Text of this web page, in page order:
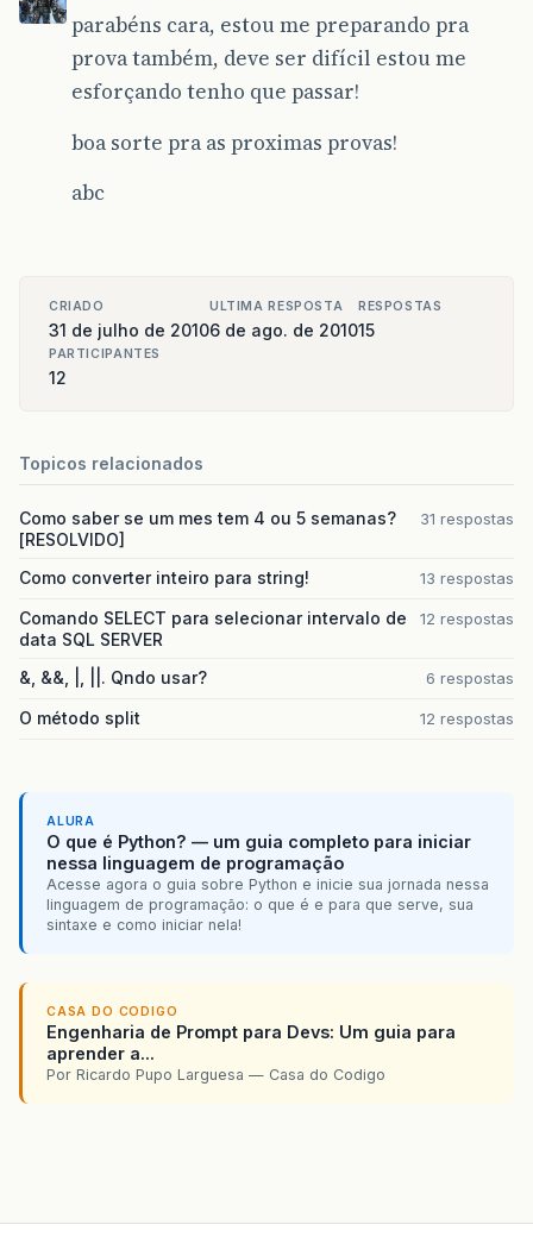
parabéns cara, estou me preparando pra
prova também, deve ser difícil estou me
esforçando tenho que passar!
boa sorte pra as proximas provas!
abc
CRIADO
31 de julho de 2010
ULTIMA RESPOSTA
6 de ago. de 2010
RESPOSTAS
15
PARTICIPANTES
12
Topicos relacionados
Como saber se um mes tem 4 ou 5 semanas?
[RESOLVIDO]
31 respostas
Como converter inteiro para string! 13 respostas
Comando SELECT para selecionar intervalo de
data SQL SERVER
12 respostas
&, &&, |, ||. Qndo usar? 6 respostas
O método split 12 respostas
ALURA
O que é Python? — um guia completo para iniciar
nessa linguagem de programação
Acesse agora o guia sobre Python e inicie sua jornada nessa
linguagem de programação: o que é e para que serve, sua
sintaxe e como iniciar nela!
CASA DO CODIGO
Engenharia de Prompt para Devs: Um guia para
aprender a...
Por Ricardo Pupo Larguesa — Casa do Codigo